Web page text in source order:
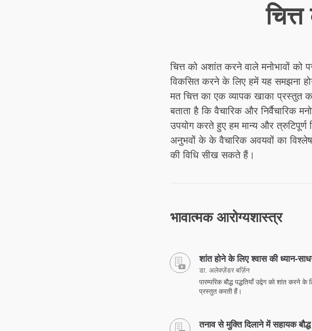
चित्त
चित्त को अशांत करने वाले मनोभावों को
विकसित करने के लिए हमें यह समझना
मत चित्त का एक व्यापक खाका प्रस्तुत
बताता है कि वैचारिक और निर्वैचारिक
उपयोग करते हुए हम मान्य और
अनुभवों के के वैचारिक अवयवों का
की विधि सीख सकते हैं।
भावात्मक आरोग्यशास्त्र
शांत होने के लिए श्वास की ध्यान-
डा. अलेक्ज़ेंडर बर्ज़िन
पारम्परिक बौद्ध पद्धतियाँ उद्वेग को शांत करने
प्रस्तुत करती हैं।
तनाव से मुक्ति दिलाने में सहायक